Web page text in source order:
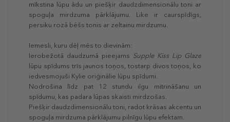
mīkstina lūpu ādu un piešķir daudzdimensionālu toni ar
spoguļa mirdzuma pārklājumu. Like ir caurspīdīgs,
persiku rozā bēšs tonis ar zeltainu mirdzumu.
Iemesli, kuru dēļ mēs to dievinām:
Ierobežotā daudzumā pieejams Supple Kiss Lip Glaze
lūpu spīdums trīs jaunos toņos, tostarp divos toņos, ko
iedvesmojuši Kylie oriģinālie lūpu spīdumi.
Nodrošina līdz pat 12 stundu ilgu mitrināšanu un
spīdumu, kas padara lūpas skaisti mirdzošas.
Piešķir daudzdimensionālu toni, radot krāsas akcentu un
spoguļa mirdzuma pārklājumu pilnīgu lūpu efektam.